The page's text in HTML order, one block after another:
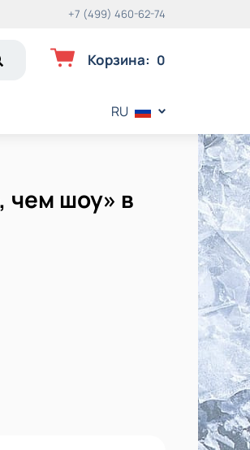
+7 (499) 460-62-74
Корзина: 0
RU
чем шоу» в